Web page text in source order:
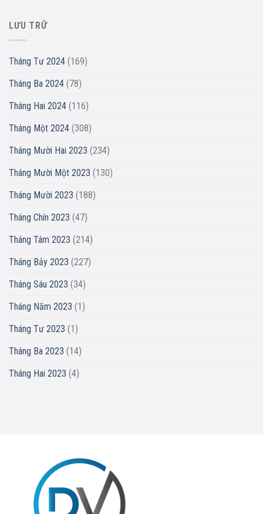
LƯU TRỮ
Tháng Tư 2024 (169)
Tháng Ba 2024 (78)
Tháng Hai 2024 (116)
Tháng Một 2024 (308)
Tháng Mười Hai 2023 (234)
Tháng Mười Một 2023 (130)
Tháng Mười 2023 (188)
Tháng Chín 2023 (47)
Tháng Tám 2023 (214)
Tháng Bảy 2023 (227)
Tháng Sáu 2023 (34)
Tháng Năm 2023 (1)
Tháng Tư 2023 (1)
Tháng Ba 2023 (14)
Tháng Hai 2023 (4)